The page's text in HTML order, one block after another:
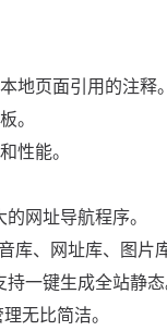
地页面引用的注释
。
性能。
网址导航程序。
库、网址库、图片
一键生成全站静
无比简洁。